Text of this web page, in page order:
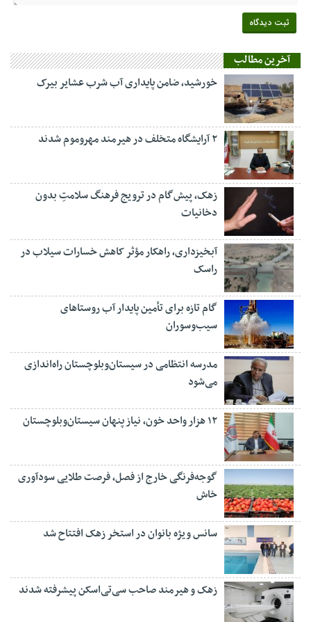
آخرین مطالب
خورشید، ضامن پایداری آب شرب عشایر بیرک
۲ آرایشگاه متخلف در هیرمند مهروموم شدند
زهک، پیش‌گام در ترویج فرهنگ سلامتِ بدون
دخانیات
آبخیزداری، راهکار مؤثر کاهش خسارات سیلاب در
راسک
گام تازه برای تأمین پایدار آب روستاهای
سیب‌وسوران
مدرسه انتظامی در سیستان‌وبلوچستان راه‌اندازی
می‌شود
۱۲ هزار واحد خون، نیاز پنهان سیستان‌وبلوچستان
گوجه‌فرنگی خارج از فصل، فرصت طلایی سودآوری
خاش
سانس ویژه بانوان در استخر زهک افتتاح شد
زهک و هیرمند صاحب سی‌تی‌اسکن پیشرفته شدند